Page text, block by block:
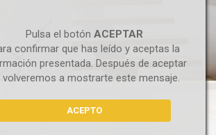
Pulsa el botón ACEPTAR
confirmar que has leído y aceptas la
presentada. Después de aceptar
volveremos a mostrarte este mensaje.
ACEPTO